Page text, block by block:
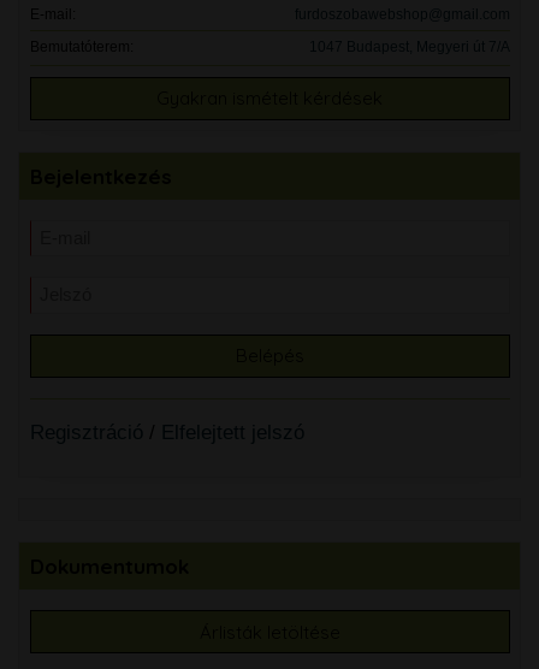
furdoszobawebshop@gmail.com
Bemutatóterem:
1047 Budapest, Megyeri út 7/A
Regisztráció / Elfelejtett jelszó